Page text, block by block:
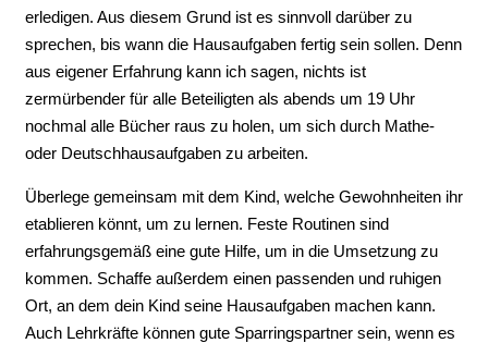
erledigen. Aus diesem Grund ist es sinnvoll darüber zu
sprechen, bis wann die Hausaufgaben fertig sein sollen. Denn
aus eigener Erfahrung kann ich sagen, nichts ist
zermürbender für alle Beteiligten als abends um 19 Uhr
nochmal alle Bücher raus zu holen, um sich durch Mathe-
oder Deutschhausaufgaben zu arbeiten.
Überlege gemeinsam mit dem Kind, welche Gewohnheiten ihr
etablieren könnt, um zu lernen. Feste Routinen sind
erfahrungsgemäß eine gute Hilfe, um in die Umsetzung zu
kommen. Schaffe außerdem einen passenden und ruhigen
Ort, an dem dein Kind seine Hausaufgaben machen kann.
Auch Lehrkräfte können gute Sparringspartner sein, wenn es